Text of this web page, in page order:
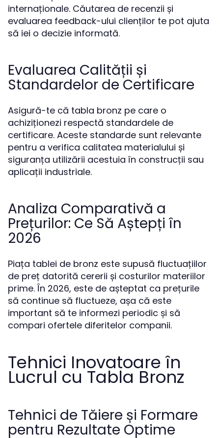
internaționale. Căutarea de recenzii și
evaluarea feedback-ului clienților te pot ajuta
să iei o decizie informată.
Evaluarea Calității și
Standardelor de Certificare
Asigură-te că tabla bronz pe care o
achiziționezi respectă standardele de
certificare. Aceste standarde sunt relevante
pentru a verifica calitatea materialului și
siguranța utilizării acestuia în construcții sau
aplicații industriale.
Analiza Comparativă a
Prețurilor: Ce Să Aștepți în
2026
Piața tablei de bronz este supusă fluctuațiilor
de preț datorită cererii și costurilor materiilor
prime. În 2026, este de așteptat ca prețurile
să continue să fluctueze, așa că este
important să te informezi periodic și să
compari ofertele diferitelor companii.
Tehnici Inovatoare în
Lucrul cu Tabla Bronz
Tehnici de Tăiere și Formare
pentru Rezultate Optime